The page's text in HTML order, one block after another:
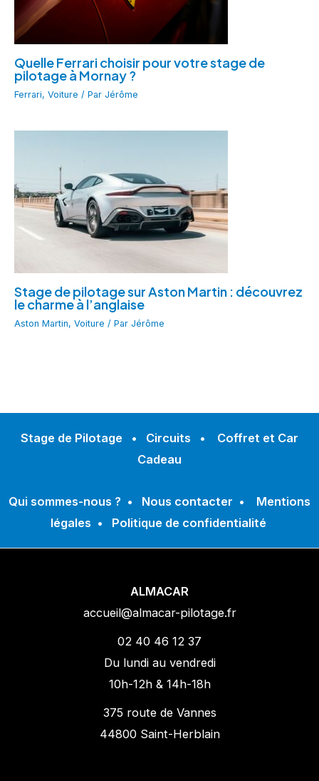
Quelle Ferrari choisir pour votre stage de
pilotage à Mornay ?
Ferrari, Voiture / Par Jérôme
Stage de pilotage sur Aston Martin : découvrez
le charme à l’anglaise
Aston Martin, Voiture / Par Jérôme
Stage de Pilotage • Circuits • Coffret et Car
Cadeau
Qui sommes-nous ? • Nous contacter • Mentions
légales • Politique de confidentialité
ALMACAR
accueil@almacar-pilotage.fr
02 40 46 12 37
Du lundi au vendredi
10h-12h & 14h-18h
375 route de Vannes
44800 Saint-Herblain